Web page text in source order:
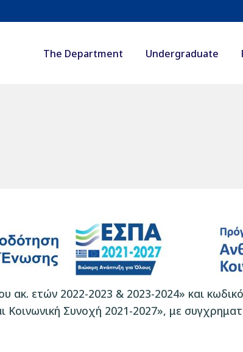
The Department Undergraduate
ακ. ετών 2022-2023 & 2023-2024» και
Συνοχή 2021-2027», με